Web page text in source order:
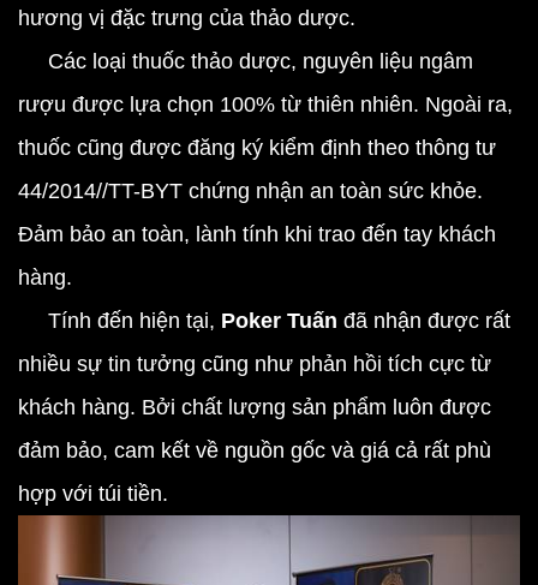
hương vị đặc trưng của thảo dược.
Các loại thuốc thảo dược, nguyên liệu ngâm
rượu được lựa chọn 100% từ thiên nhiên. Ngoài ra,
thuốc cũng được đăng ký kiểm định theo thông tư
44/2014//TT-BYT chứng nhận an toàn sức khỏe.
Đảm bảo an toàn, lành tính khi trao đến tay khách
hàng.
Tính đến hiện tại, Poker Tuấn đã nhận được rất
nhiều sự tin tưởng cũng như phản hồi tích cực từ
khách hàng. Bởi chất lượng sản phẩm luôn được
đảm bảo, cam kết về nguồn gốc và giá cả rất phù
hợp với túi tiền.